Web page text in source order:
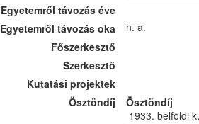
Egyetemről távozás éve
Egyetemről távozás oka
n. a.
Főszerkesztő
Szerkesztő
Kutatási projektek
Ösztöndíj
Ösztöndíj
1933. belföldi